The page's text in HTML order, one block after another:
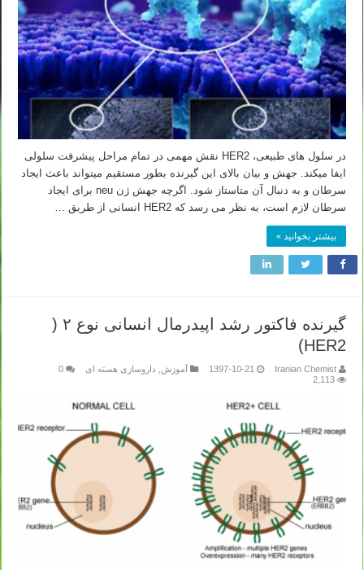
در سلول های طبیعی، HER2 نقش مهمی در تمام مراحل پیشرفت سلولی
ایفا می­کند. جهش و بیان بالای این گیرنده بطور مستقیم می­تواند باعث ایجاد
سرطان و به دنبال آن متاستاز شود. اگرچه جهش ژن neu برای ایجاد
سرطان لازم است، به نظر می رسد که HER2 انسانی از طریق …
بیشتر بخوانید »
گیرنده فاکتور رشد اپیدرمال انسانی نوع ۲ (
HER2)
Iranian Chemist
1397-10-21 آموزش داروسازی هسته ای
0
2,113